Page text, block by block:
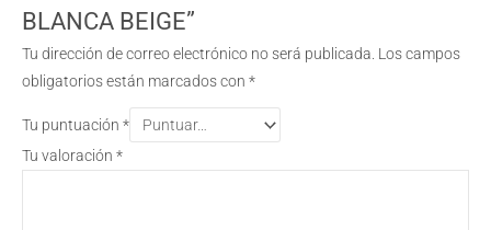
BLANCA BEIGE”
Tu dirección de correo electrónico no será publicada. Los campos
obligatorios están marcados con *
Tu puntuación *
Tu valoración *